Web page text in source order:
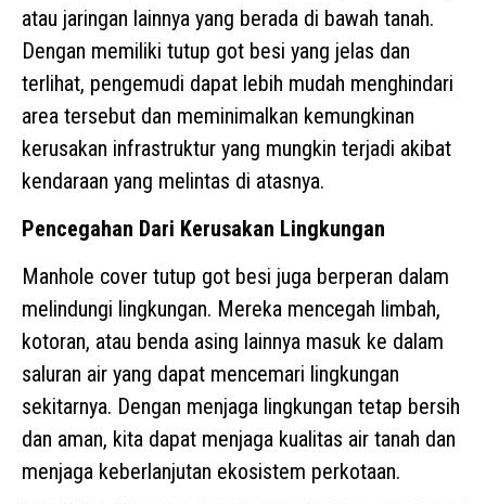
atau jaringan lainnya yang berada di bawah tanah.
Dengan memiliki tutup got besi yang jelas dan
terlihat, pengemudi dapat lebih mudah menghindari
area tersebut dan meminimalkan kemungkinan
kerusakan infrastruktur yang mungkin terjadi akibat
kendaraan yang melintas di atasnya.
Pencegahan Dari Kerusakan Lingkungan
Manhole cover tutup got besi juga berperan dalam
melindungi lingkungan. Mereka mencegah limbah,
kotoran, atau benda asing lainnya masuk ke dalam
saluran air yang dapat mencemari lingkungan
sekitarnya. Dengan menjaga lingkungan tetap bersih
dan aman, kita dapat menjaga kualitas air tanah dan
menjaga keberlanjutan ekosistem perkotaan.